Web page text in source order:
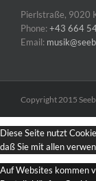
Pierlstraße, 9020
Phone:+43 664
Email:
Copyright 2015
Diese Seite nutzt
daß Sie mit allen
Auf Websites kommen